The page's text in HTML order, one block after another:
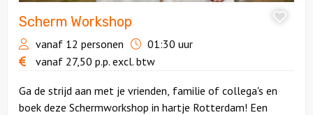
Scherm Workshop
vanaf 12 personen
01:30 uur
vanaf 27,50 p.p. excl. btw
Ga de strijd aan met je vrienden, familie of collega's en
boek deze Schermworkshop in hartje Rotterdam! Een